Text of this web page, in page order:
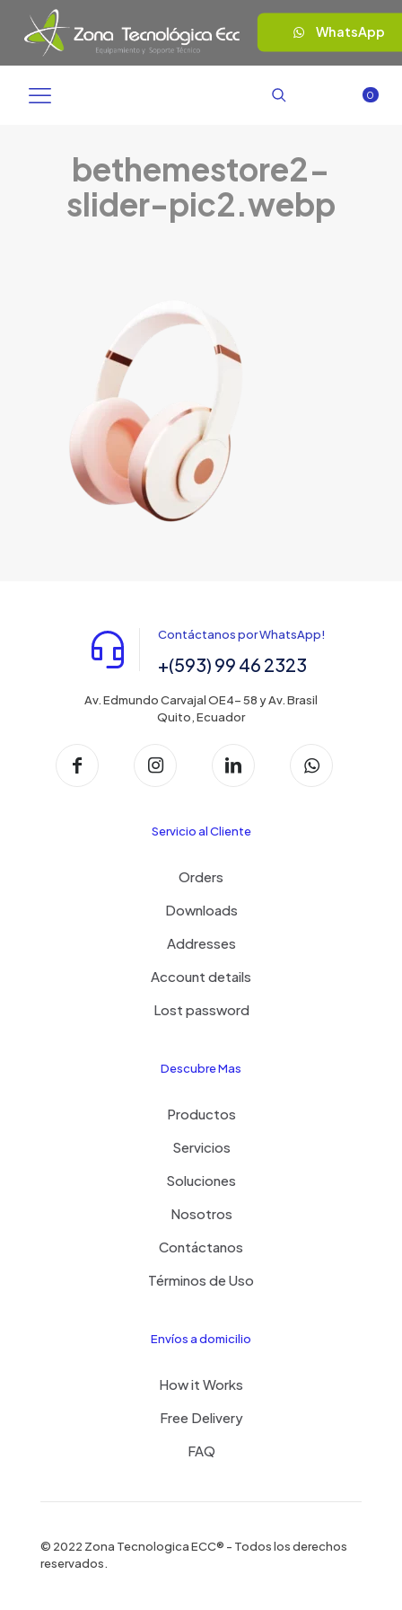
WhatsApp
0
bethemestore2-
slider-pic2.webp
Contáctanos por WhatsApp!
+(593) 99 46 2323
Av. Edmundo Carvajal OE4- 58 y Av. Brasil
Quito, Ecuador
Servicio al Cliente
Orders
Downloads
Addresses
Account details
Lost password
Descubre Mas
Productos
Servicios
Soluciones
Nosotros
Contáctanos
Términos de Uso
Envíos a domicilio
How it Works
Free Delivery
FAQ
© 2022 Zona Tecnologica ECC® - Todos los derechos
reservados.